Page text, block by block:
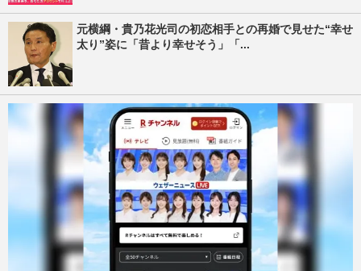
元横綱・貴乃花光司の初恋相手との再婚で見せた“幸せ
太り”姿に「昔より幸せそう」「...